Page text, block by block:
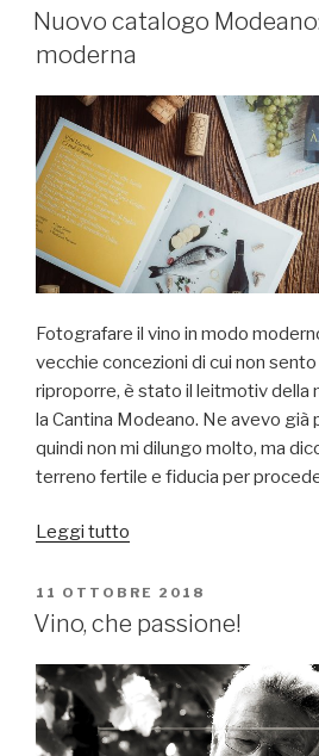
IL
Nuovo catalogo
moderna
Fotografare il vino in modo
vecchie concezioni di cui non
riproporre, è stato il leitmotiv della
la Cantina Modeano. Ne avevo già
quindi non mi dilungo molto, ma
terreno fertile e fiducia per
Leggi tutto
Modeano:
il
in
chiave
moderna”
PUBBLICATO
IL
11 OTTOBRE 2018
Vino, che passione!